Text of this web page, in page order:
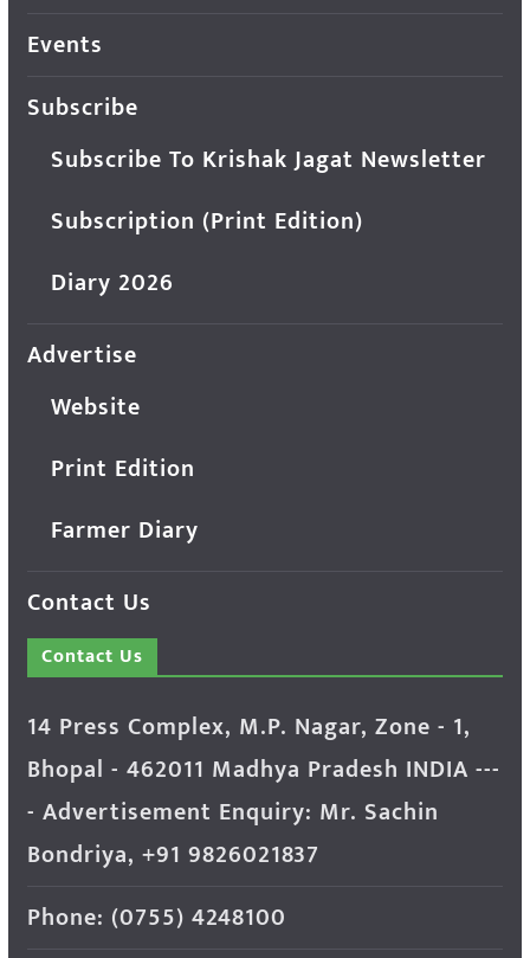
Events
Subscribe
Subscribe To Krishak Jagat Newsletter
Subscription (Print Edition)
Diary 2026
Advertise
Website
Print Edition
Farmer Diary
Contact Us
Contact Us
14 Press Complex, M.P. Nagar, Zone - 1,
Bhopal - 462011 Madhya Pradesh INDIA ---
- Advertisement Enquiry: Mr. Sachin
Bondriya, +91 9826021837
Phone: (0755) 4248100